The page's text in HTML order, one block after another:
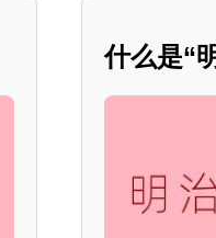
什么是“